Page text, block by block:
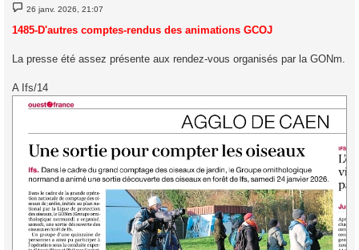
M
e
s
s
e
26 janv. 2026, 21:07
1485-D'autres comptes-rendus des animations GCOJ
La presse été assez présente aux rendez-vous organisés par la GONm.
A Ifs/14